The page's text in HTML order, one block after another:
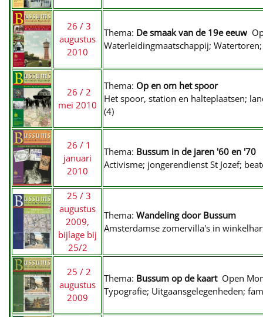
26 / 3
augustus
2010
Thema: De smaak van de 19e eeuw
Waterleidingmaatschappij;
26 / 2
mei 2010
Thema: Op en om het spoor
Het spoor, station en halteplaatsen;
(4)
26 / 1
januari
2010
Thema: Bussum in de jaren '60 en '70
Activisme; jongerendienst St Jozef;
25 / 3
augustus
2009,
bijlage bij
25/2
Thema: Wandeling door Bussum
Amsterdamse zomervilla's in
25 / 2
augustus
2009
Thema: Bussum op de kaart Open
Typografie; Uitgaansgelegenheden;